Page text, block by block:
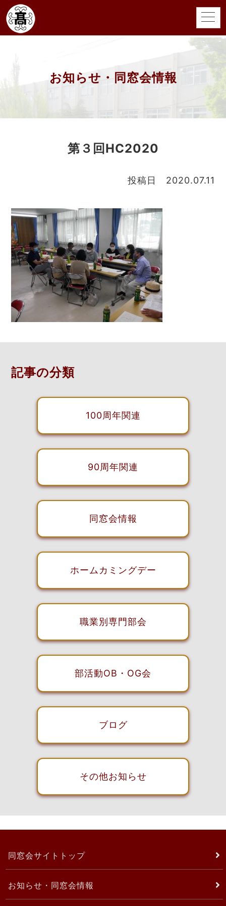
お知らせ・同窓会情報
第３回HC2020
投稿日 2020.07.11
記事の分類
100周年関連
90周年関連
同窓会情報
ホームカミングデー
職業別専門部会
部活動OB・OG会
ブログ
その他お知らせ
同窓会サイトトップ
お知らせ・同窓会情報